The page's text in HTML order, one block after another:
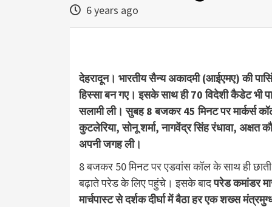
6 years ago
देहरादून। भारतीय सैन्य अकादमी (आईएमए) की
हिस्सा बन गए। इसके साथ ही 70 विदेशी कैडेट
सलामी ली। सुबह 8 बजकर 45 मिनट पर मार्कर्स
कुटलेरिया, सोनू शर्मा, नागवेंद्र सिंह रंधावा, अक्षत
अपनी जगह ली।
8 बजकर 50 मिनट पर एडवांस कॉल के साथ ही
बढ़ाते परेड के लिए पहुंचे। इसके बादपरेड कमांडर
मार्चपास्ट से दर्शक दीर्घा में बैठा हर एक शख्स